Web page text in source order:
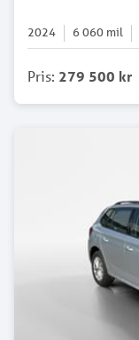
2024 6 060 mil
Pris: 279 500 kr